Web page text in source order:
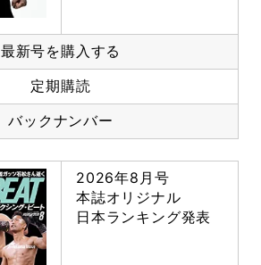
最新号を購入する
定期購読
バックナンバー
2026年8月号
本誌オリジナル
日本ランキング発表